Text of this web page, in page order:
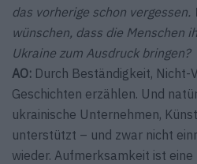
das vorherige schon
wünschen, dass die Menschen
Ukraine zum Ausdruck bringen?
AO: Durch Beständigkeit, Nicht-
Geschichten erzählen. Und
ukrainische Unternehmen,
unterstützt – und zwar nicht
wieder. Aufmerksamkeit ist